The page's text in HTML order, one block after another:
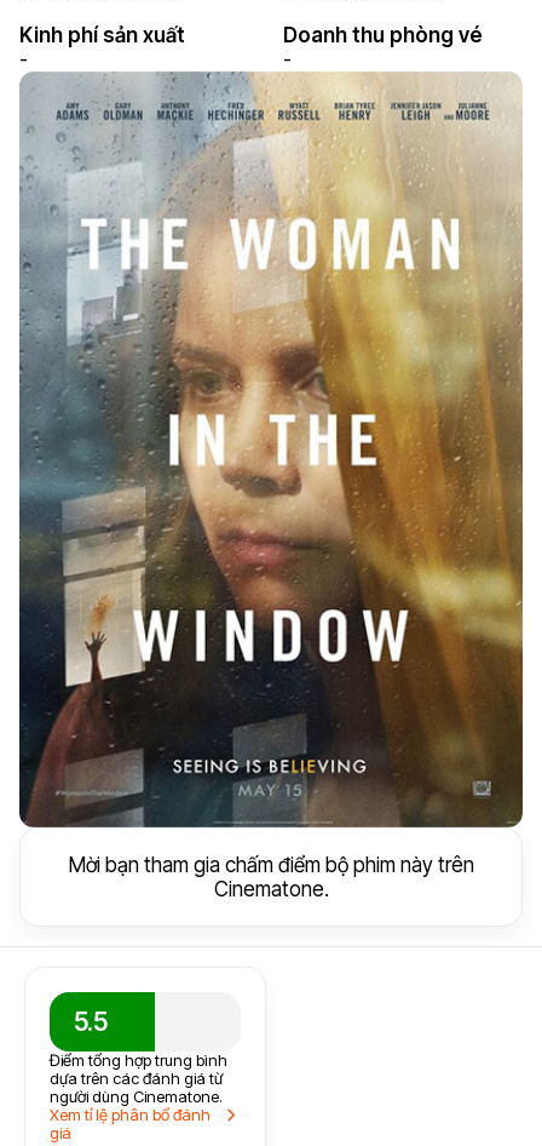
Kinh phí sản xuất
-
Doanh thu phòng vé
-
Mời bạn tham gia chấm điểm bộ phim này trên
Cinematone.
5.5
Điểm tổng hợp trung bình
dựa trên các đánh giá từ
người dùng Cinematone.
Xem tỉ lệ phân bổ đánh
giá